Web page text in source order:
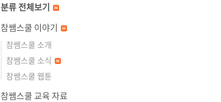
분류 전체보기
참쌤스쿨 이야기
참쌤스쿨 소개
참쌤스쿨 소식
참쌤스쿨 웹툰
참쌤스쿨 교육 자료